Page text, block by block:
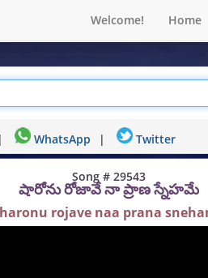
Welcome! Home
| WhatsApp | Twitter
Song # 29543
షారోను రోజావే నా ప్రాణ స్నేహమే
rojave naa prana